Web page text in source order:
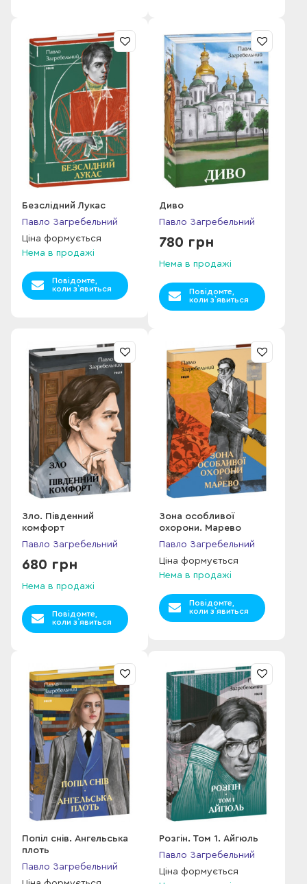
Безслідний Лукас
Павло Загребельний
Ціна формується
Нема в продажі
Повідомте,
коли з`явиться
Диво
Павло Загребельний
780 грн
Нема в продажі
Повідомте,
коли з`явиться
Зло. Південний
комфорт
Павло Загребельний
680 грн
Нема в продажі
Повідомте,
коли з`явиться
Зона особливої
охорони. Марево
Павло Загребельний
Ціна формується
Нема в продажі
Повідомте,
коли з`явиться
Попіл снів. Ангельська
плоть
Павло Загребельний
Розгін. Том 1. Айгюль
Павло Загребельний
Ціна формується